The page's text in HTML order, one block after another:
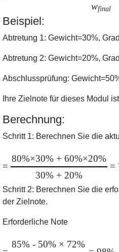
wfinal
Beispiel:
Abtretung 1: Gewicht=30%, Grad
Abtretung 2: Gewicht=20%, Grad
Abschlussprüfung: Gewicht
Ihre Zielnote für dieses Modul ist
Berechnung:
Schritt1: Berechnen Sie die
=
80%×30% + 60%×20%
30% + 20%
=
Schritt2: Berechnen Sie die
der Zielnote.
Erforderliche Note
85% - 50% × 72%